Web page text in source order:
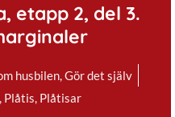
etapp 2, del 3.
husbilen,Gör det själv
, Plåtis, Plåtisar